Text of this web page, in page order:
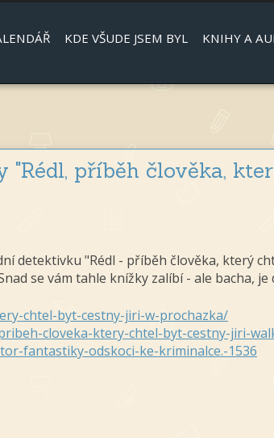
KDE VŠUDE JSEM BYL KNIHY A
příběh člověka,
detektivku "Rédl - příběh člověka, který
se vám tahle knížky zalíbí - ale bacha, je
chtel-byt-cestny-jiri-w-prochazka/
cloveka-ktery-chtel-byt-cestny-jiri-
fantastiky-odskoci-ke-kriminalce.-1536